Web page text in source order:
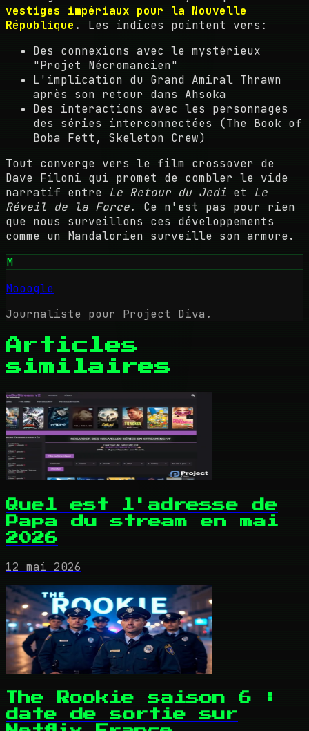
vestiges impériaux pour la Nouvelle
République . Les indices pointent vers:
Des connexions avec le mystérieux
"Projet Nécromancien"
L'implication du Grand Amiral Thrawn
après son retour dans Ahsoka
Des interactions avec les personnages
des séries interconnectées (The Book of
Boba Fett, Skeleton Crew)
Tout converge vers le film crossover de
Dave Filoni qui promet de combler le vide
narratif entre Le Retour du Jedi et Le
Réveil de la Force. Ce n'est pas pour rien
que nous surveillons ces développements
comme un Mandalorien surveille son armure.
M
Mooogle
Journaliste pour Project Diva.
Articles
similaires
Quel est l'adresse de
Papa du stream en mai
2026
12 mai 2026
The Rookie saison 6 :
date de sortie sur